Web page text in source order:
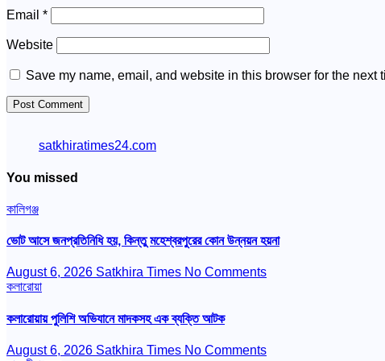
Email *
Website
Save my name, email, and website in this browser for the next
satkhiratimes24.com
You missed
কালিগঞ্জ
ভোট আসে জনপ্রতিনিধি হয়, কিন্তু মহেশ্বরপুরের কোন উন্নয়ন হয়না
August 6, 2026 Satkhira Times No Comments
কলারোয়া
কলারোয়ায় পুলিশি অভিযানে মাদকসহ এক ব্যক্তি আটক
August 6, 2026 Satkhira Times No Comments